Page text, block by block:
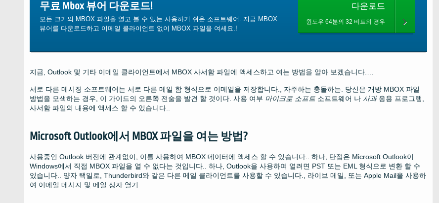
무료 Mbox 뷰어 다운로드!
모든 크기의 MBOX 파일을 열고 볼 수 있는 사용하기 쉬운 소프트웨어. 지금 MBOX
뷰어를 다운로드하고 이메일 클라이언트 없이 MBOX 파일을 여세요.!
다운로드
윈도우 64분의 32 비트의 경우
지금, Outlook 및 기타 이메일 클라이언트에서 MBOX 사서함 파일에 액세스하고 여는 방법을 알아 보겠습니다.…
서로 다른 메시징 소프트웨어는 서로 다른 메일 함 형식으로 이메일을 저장합니다., 자주하는 충돌하는. 당신은 개방 MBOX 파일
방법을 모색하는 경우, 이 가이드의 오른쪽 전술을 발견 할 것이다. 사용 여부 마이크로 소프트 소프트웨어 나 사과응용 프로그램,
사서함 파일의 내용에 액세스 할 수 있습니다..
Microsoft Outlook에서 MBOX 파일을 여는 방법?
사용중인 Outlook 버전에 관계없이, 이를 사용하여 MBOX 데이터에 액세스 할 수 있습니다.. 하나, 단점은 Microsoft Outlook이
Windows에서 직접 MBOX 파일을 열 수 없다는 것입니다.. 하나, Outlook을 사용하여 열려면 PST 또는 EML 형식으로 변환 할 수
있습니다.. 양자 택일로, Thunderbird와 같은 다른 메일 클라이언트를 사용할 수 있습니다., 라이브 메일, 또는 Apple Mail을 사용하
여 이메일 메시지 및 메일 상자 열기.